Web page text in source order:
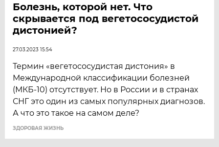
Болезнь, которой нет. Что
скрывается под вегетососудистой
дистонией?
27.03.2023 15:54
Термин «вегетососудистая дистония» в
Международной классификации болезней
(МКБ-10) отсутствует. Но в России и в странах
СНГ это один из самых популярных диагнозов.
А что это такое на самом деле?
ЗДОРОВАЯ ЖИЗНЬ